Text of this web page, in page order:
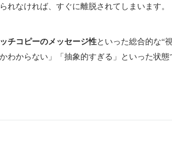
なければ、すぐに離脱されてしまいます。
チコピーのメッセージ性といった総合的な“
からない」「抽象的すぎる」といった状態